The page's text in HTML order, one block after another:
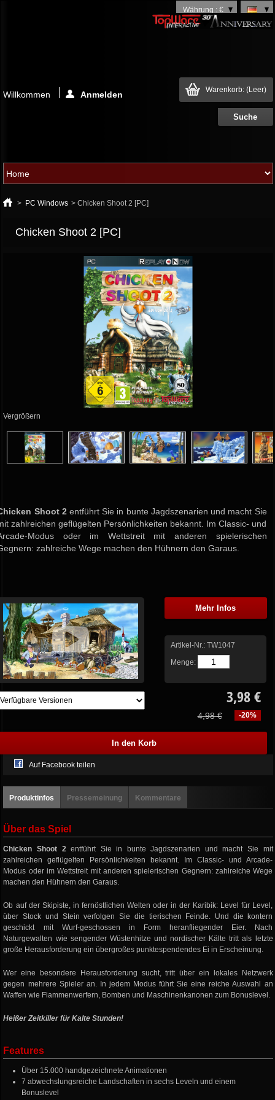
Währung : €
Warenkorb: (Leer)
Willkommen Anmelden
> PC Windows > Chicken Shoot 2 [PC]
Chicken Shoot 2 [PC]
Vergrößern
Shoot 2entführt Sie in bunte Jagdszenarien und macht Sie
zahlreichen geflügelten Persönlichkeiten bekannt. Im Classic- und
Modus oder im Wettstreit mit anderen spielerischen
zahlreiche Wege machen den Hühnern den Garaus.
Mehr Infos
Artikel-Nr.: TW1047
Menge:
3,98 €
-20%
4,98 €
Auf Facebook teilen
Produktinfos Pressemeinung Kommentare
Über das Spiel
Chicken Shoot 2entführt Sie in bunte Jagdszenarien und macht Sie mit
zahlreichen geflügelten Persönlichkeiten bekannt. Im Classic- und Arcade-
Modus oder im Wettstreit mit anderen spielerischen Gegnern: zahlreiche Wege
machen den Hühnern den Garaus.
Ob auf der Skipiste, in fernöstlichen Welten oder in der Karibik: Level für Level,
über Stock und Stein verfolgen Sie die tierischen Feinde. Und die kontern
geschickt mit Wurf-geschossen in Form heranfliegender Eier. Nach
Naturgewalten wie sengender Wüstenhitze und nordischer Kälte tritt als letzte
große Herausforderung ein übergroßes punktespendendes Ei in Erscheinung.
Wer eine besondere Herausforderung sucht, tritt über ein lokales Netzwerk
gegen mehrere Spieler an. In jedem Modus führt Sie eine reiche Auswahl an
Waffen wie Flammenwerfern, Bomben und Maschinenkanonen zum Bonuslevel.
Heißer Zeitkiller für Kalte Stunden!
Features
Über 15.000 handgezeichnete Animationen
7 abwechslungsreiche Landschaften in sechs Leveln und einem
Bonuslevel